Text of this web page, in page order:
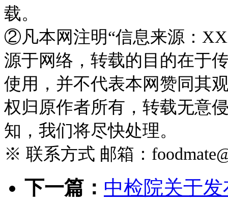
载。
②凡本网注明“信息来源：
源于网络，转载的目的在于
使用，并不代表本网赞同其
权归原作者所有，转载无意
知，我们将尽快处理。
※ 联系方式 邮箱：
下一篇： 中检院关于